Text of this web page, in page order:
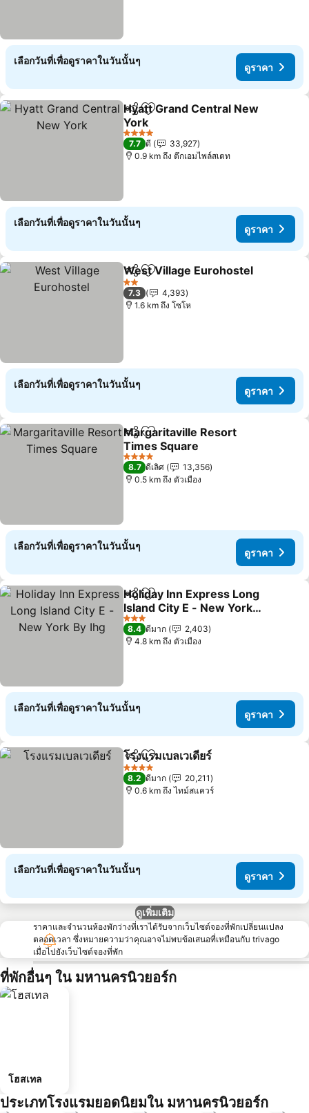
เลือกวันที่เพื่อดูราคาในวันนั้นๆ
ดูราคา
แชร์ เพิ่มในรายการโปรด
Hyatt Grand Central New
York
ดูราคา
4 ดาว
7.7 ดี
33,927
0.9 km ถึง ตึกเอมไพล์สเตท
เลือกวันที่เพื่อดูราคาในวันนั้นๆ
ดูราคา
แชร์ เพิ่มในรายการโปรด
West Village Eurohostel
2 ดาว
7.3
4,393
1.6 km ถึง โซโห
เลือกวันที่เพื่อดูราคาในวันนั้นๆ
ดูราคา
แชร์ เพิ่มในรายการโปรด
Margaritaville Resort
Times Square
ดูราคา
4 ดาว
8.7 ดีเลิศ
13,356
0.5 km ถึง ตัวเมือง
เลือกวันที่เพื่อดูราคาในวันนั้นๆ
ดูราคา
แชร์ เพิ่มในรายการโปรด
Holiday Inn Express Long
Island City E - New York
By Ihg
ดูราคา
3 ดาว
8.4 ดีมาก
2,403
4.8 km ถึง ตัวเมือง
เลือกวันที่เพื่อดูราคาในวันนั้นๆ
ดูราคา
แชร์ เพิ่มในรายการโปรด
โรงแรมเบลเวเดียร์
4 ดาว
8.2 ดีมาก
20,211
0.6 km ถึง ไทม์สแควร์
เลือกวันที่เพื่อดูราคาในวันนั้นๆ
ดูราคา
ดูเพิ่มเติม
ราคาและจำนวนห้องพักว่างที่เราได้รับจากเว็บไซต์จองที่พักเปลี่ยนแปลง
ตลอดเวลา ซึ่งหมายความว่าคุณอาจไม่พบข้อเสนอที่เหมือนกับ trivago
เมื่อไปยังเว็บไซต์จองที่พัก
ที่พักอื่นๆ ใน มหานครนิวยอร์ก
โฮสเทล
ประเภทโรงแรมยอดนิยมใน มหานครนิวยอร์ก